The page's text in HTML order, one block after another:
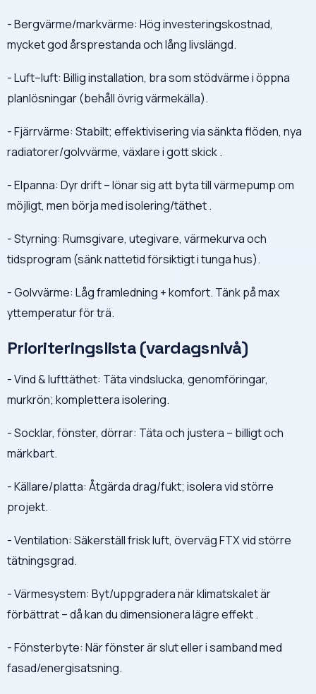
- Bergvärme/markvärme: Hög investeringskostnad,
mycket god årsprestanda och lång livslängd.
- Luft–luft: Billig installation, bra som stödvärme i öppna
planlösningar (behåll övrig värmekälla).
- Fjärrvärme: Stabilt; effektivisering via sänkta flöden, nya
radiatorer/golvvärme, växlare i gott skick .
- Elpanna: Dyr drift – lönar sig att byta till värmepump om
möjligt, men börja med isolering/täthet .
- Styrning: Rumsgivare, utegivare, värmekurva och
tidsprogram (sänk nattetid försiktigt i tunga hus).
- Golvvärme: Låg framledning + komfort. Tänk på max
yttemperatur för trä.
Prioriteringslista (vardagsnivå)
- Vind & lufttäthet: Täta vindslucka, genomföringar,
murkrön; komplettera isolering.
- Socklar, fönster, dörrar: Täta och justera – billigt och
märkbart.
- Källare/platta: Åtgärda drag/fukt; isolera vid större
projekt.
- Ventilation: Säkerställ frisk luft, överväg FTX vid större
tätningsgrad.
- Värmesystem: Byt/uppgradera när klimatskalet är
förbättrat – då kan du dimensionera lägre effekt .
- Fönsterbyte: När fönster är slut eller i samband med
fasad/energisatsning.